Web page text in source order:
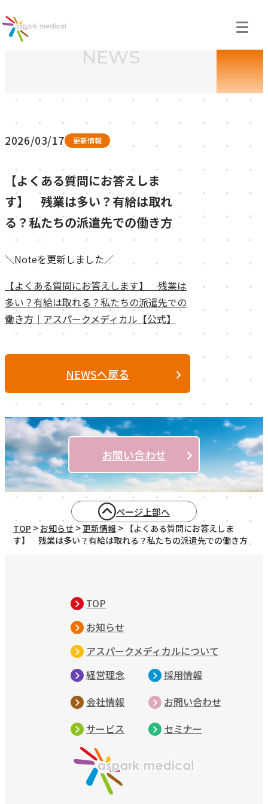
NEWS
お知らせ
2026/03/17 更新情報
【よくある質問にお答えしま
す】 残業は多い？有給は取れ
る？私たちの派遣先での働き方
＼Noteを更新しました／
【よくある質問にお答えします】 残業は
多い？有給は取れる？私たちの派遣先での
働き方｜アスパークメディカル【公式】
NEWSへ戻る
お問い合わせ
TOP > お知らせ >更新情報 > 【よくある質問にお答えしま
す】 残業は多い？有給は取れる？私たちの派遣先での働き方
ページ上部へ
TOP
お知らせ
アスパークメディカルについて
経営理念
会社情報
サービス
採用情報
お問い合わせ
セミナー